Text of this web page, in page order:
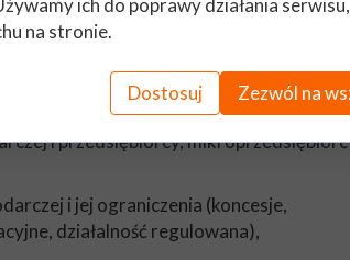
rezultatu).
„Konstytucja dla biznesu” oraz
i przedsiębiorcy,
i jej ograniczenia (koncesje,
działalność regulowana),
na stronie.
Dostosuj Zezwól na